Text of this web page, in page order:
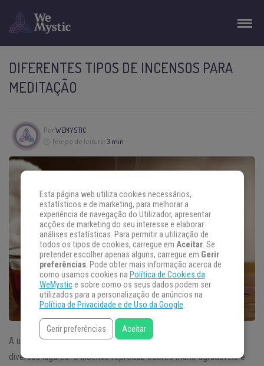
DIFERENTES TIPOS DE INCENSOS PARA
MEDITAÇÃO
PorWEMYSTIC
Tempo de leitura: 3 min
A utilização de incensos parameditação
diversos lugares. O incenso reproduz odores muito agradáveis e
Esta página web utiliza cookies necessários,
estatísticos e de marketing, para melhorar a
experiência de navegação do Utilizador, apresentar
acções de marketing do seu interesse e elaborar
análises estatísticas. Para permitir a utilização de
todos os tipos de cookies, carregue em Aceitar. Se
pretender escolher apenas alguns, carregue em Gerir
preferências. Pode obter mais informação acerca de
como usamos cookies na Política de Cookies da
WeMystice sobre como os seus dados podem ser
utilizados para a personalização de anúncios na
Política de Privacidade e de Uso da Google.
Gerir preferências Aceitar